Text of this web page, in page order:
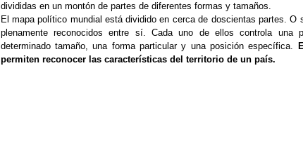
divididas en un montón de partes de diferentes formas y tamaños.
El mapa político mundial está dividido en cerca de doscientas partes.
plenamente reconocidos entre sí. Cada uno de ellos controla una
determinado tamaño, una forma particular y una posición específica.
permiten reconocer lascaracterísticas del territorio de un país.